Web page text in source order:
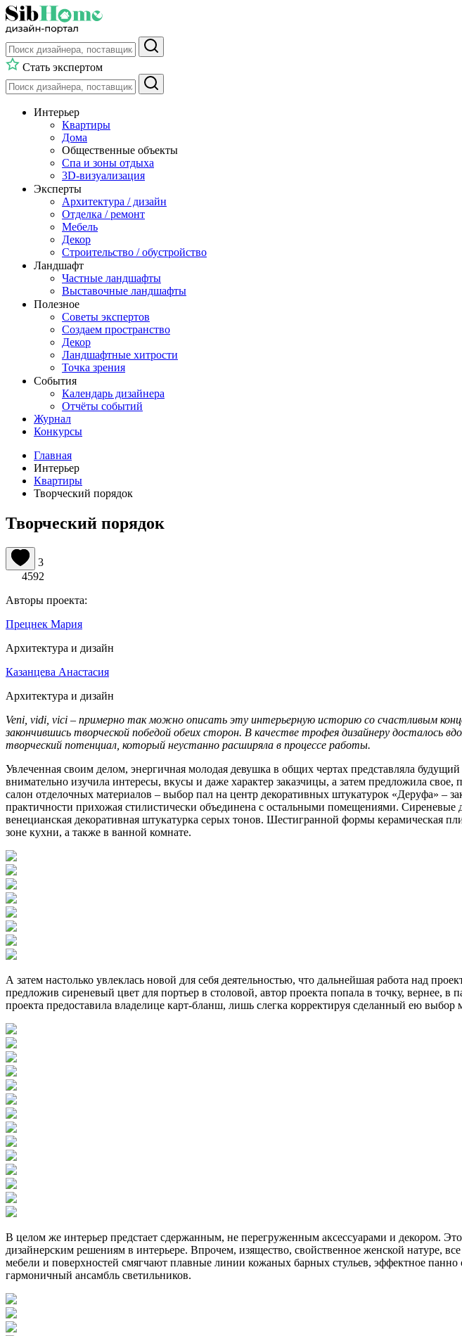
Стать экспертом
Интерьер
Квартиры
Дома
Общественные объекты
Спа и зоны отдыха
3D-визуализация
Эксперты
Архитектура / дизайн
Отделка / ремонт
Мебель
Декор
Строительство / обустройство
Ландшафт
Частные ландшафты
Выставочные ландшафты
Полезное
Советы экспертов
Создаем пространство
Декор
Ландшафтные хитрости
Точка зрения
События
Календарь дизайнера
Отчёты событий
Журнал
Конкурсы
Главная
Интерьер
Квартиры
Творческий порядок
Творческий порядок
3
4592
Авторы проекта:
Прецнек Мария
Архитектура и дизайн
Казанцева Анастасия
Архитектура и дизайн
Veni, vidi, vici – примерно так можно описать эту интерьерную историю со счастливым
закончившись творческой победой обеих сторон. В качестве трофея дизайнеру досталось
творческий потенциал, который неустанно расширяла в процессе работы.
Увлеченная своим делом, энергичная молодая девушка в общих чертах представляла
внимательно изучила интересы, вкусы и даже характер заказчицы, а затем предложила
салон отделочных материалов – выбор пал на центр декоративных штукатурок «Деруфа»
практичности прихожая стилистически объединена с остальными помещениями.
венецианская декоративная штукатурка серых тонов. Шестигранной формы керамическая
зоне кухни, а также в ванной комнате.
А затем настолько увлеклась новой для себя деятельностью, что дальнейшая работа над
предложив сиреневый цвет для портьер в столовой, автор проекта попала в точку, вернее,
проекта предоставила владелице карт-бланш, лишь слегка корректируя сделанный ею выбор
В целом же интерьер предстает сдержанным, не перегруженным аксессуарами и декором.
дизайнерским решениям в интерьере. Впрочем, изящество, свойственное женской натуре,
мебели и поверхностей смягчают плавные линии кожаных барных стульев, эффектное
гармоничный ансамбль светильников.